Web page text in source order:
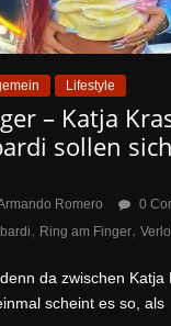
Lifestyle
– Katja
sollen
Romero 0
, Ring am Finger,
da zwischen Katja
scheint es so, als